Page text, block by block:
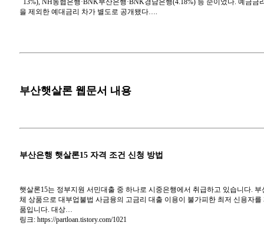
13%), NH농협은행·BNK부산은행·BNK경남은행(4.18%) 등 순이었다. 예금
을 제외한 예대금리 차가 별도로 공개됐다….
부산햇살론 웹문서 내용
부산은행 햇살론15 자격 조건 신청 방법
햇살론15는 정부지원 서민대출 중 하나로 시중은행에서 취급하고 있습니다.
체 상품으로 대부업불법 사금융의 고금리 대출 이용이 불가피한 최저 신용자
품입니다. 대상…
링크: https://partloan.tistory.com/1021